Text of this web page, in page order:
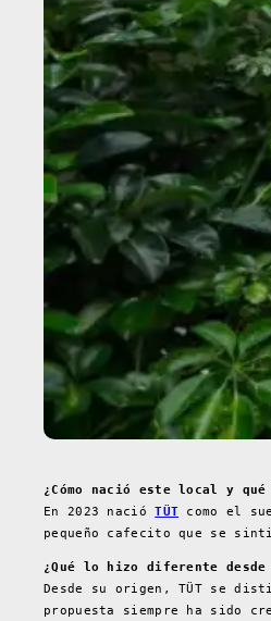
¿Cómo nació este local y
En 2023 nacióTÜT como el
pequeño cafecito que se
¿Qué lo hizo diferente
Desde su origen, TÜT se
propuesta siempre ha sido